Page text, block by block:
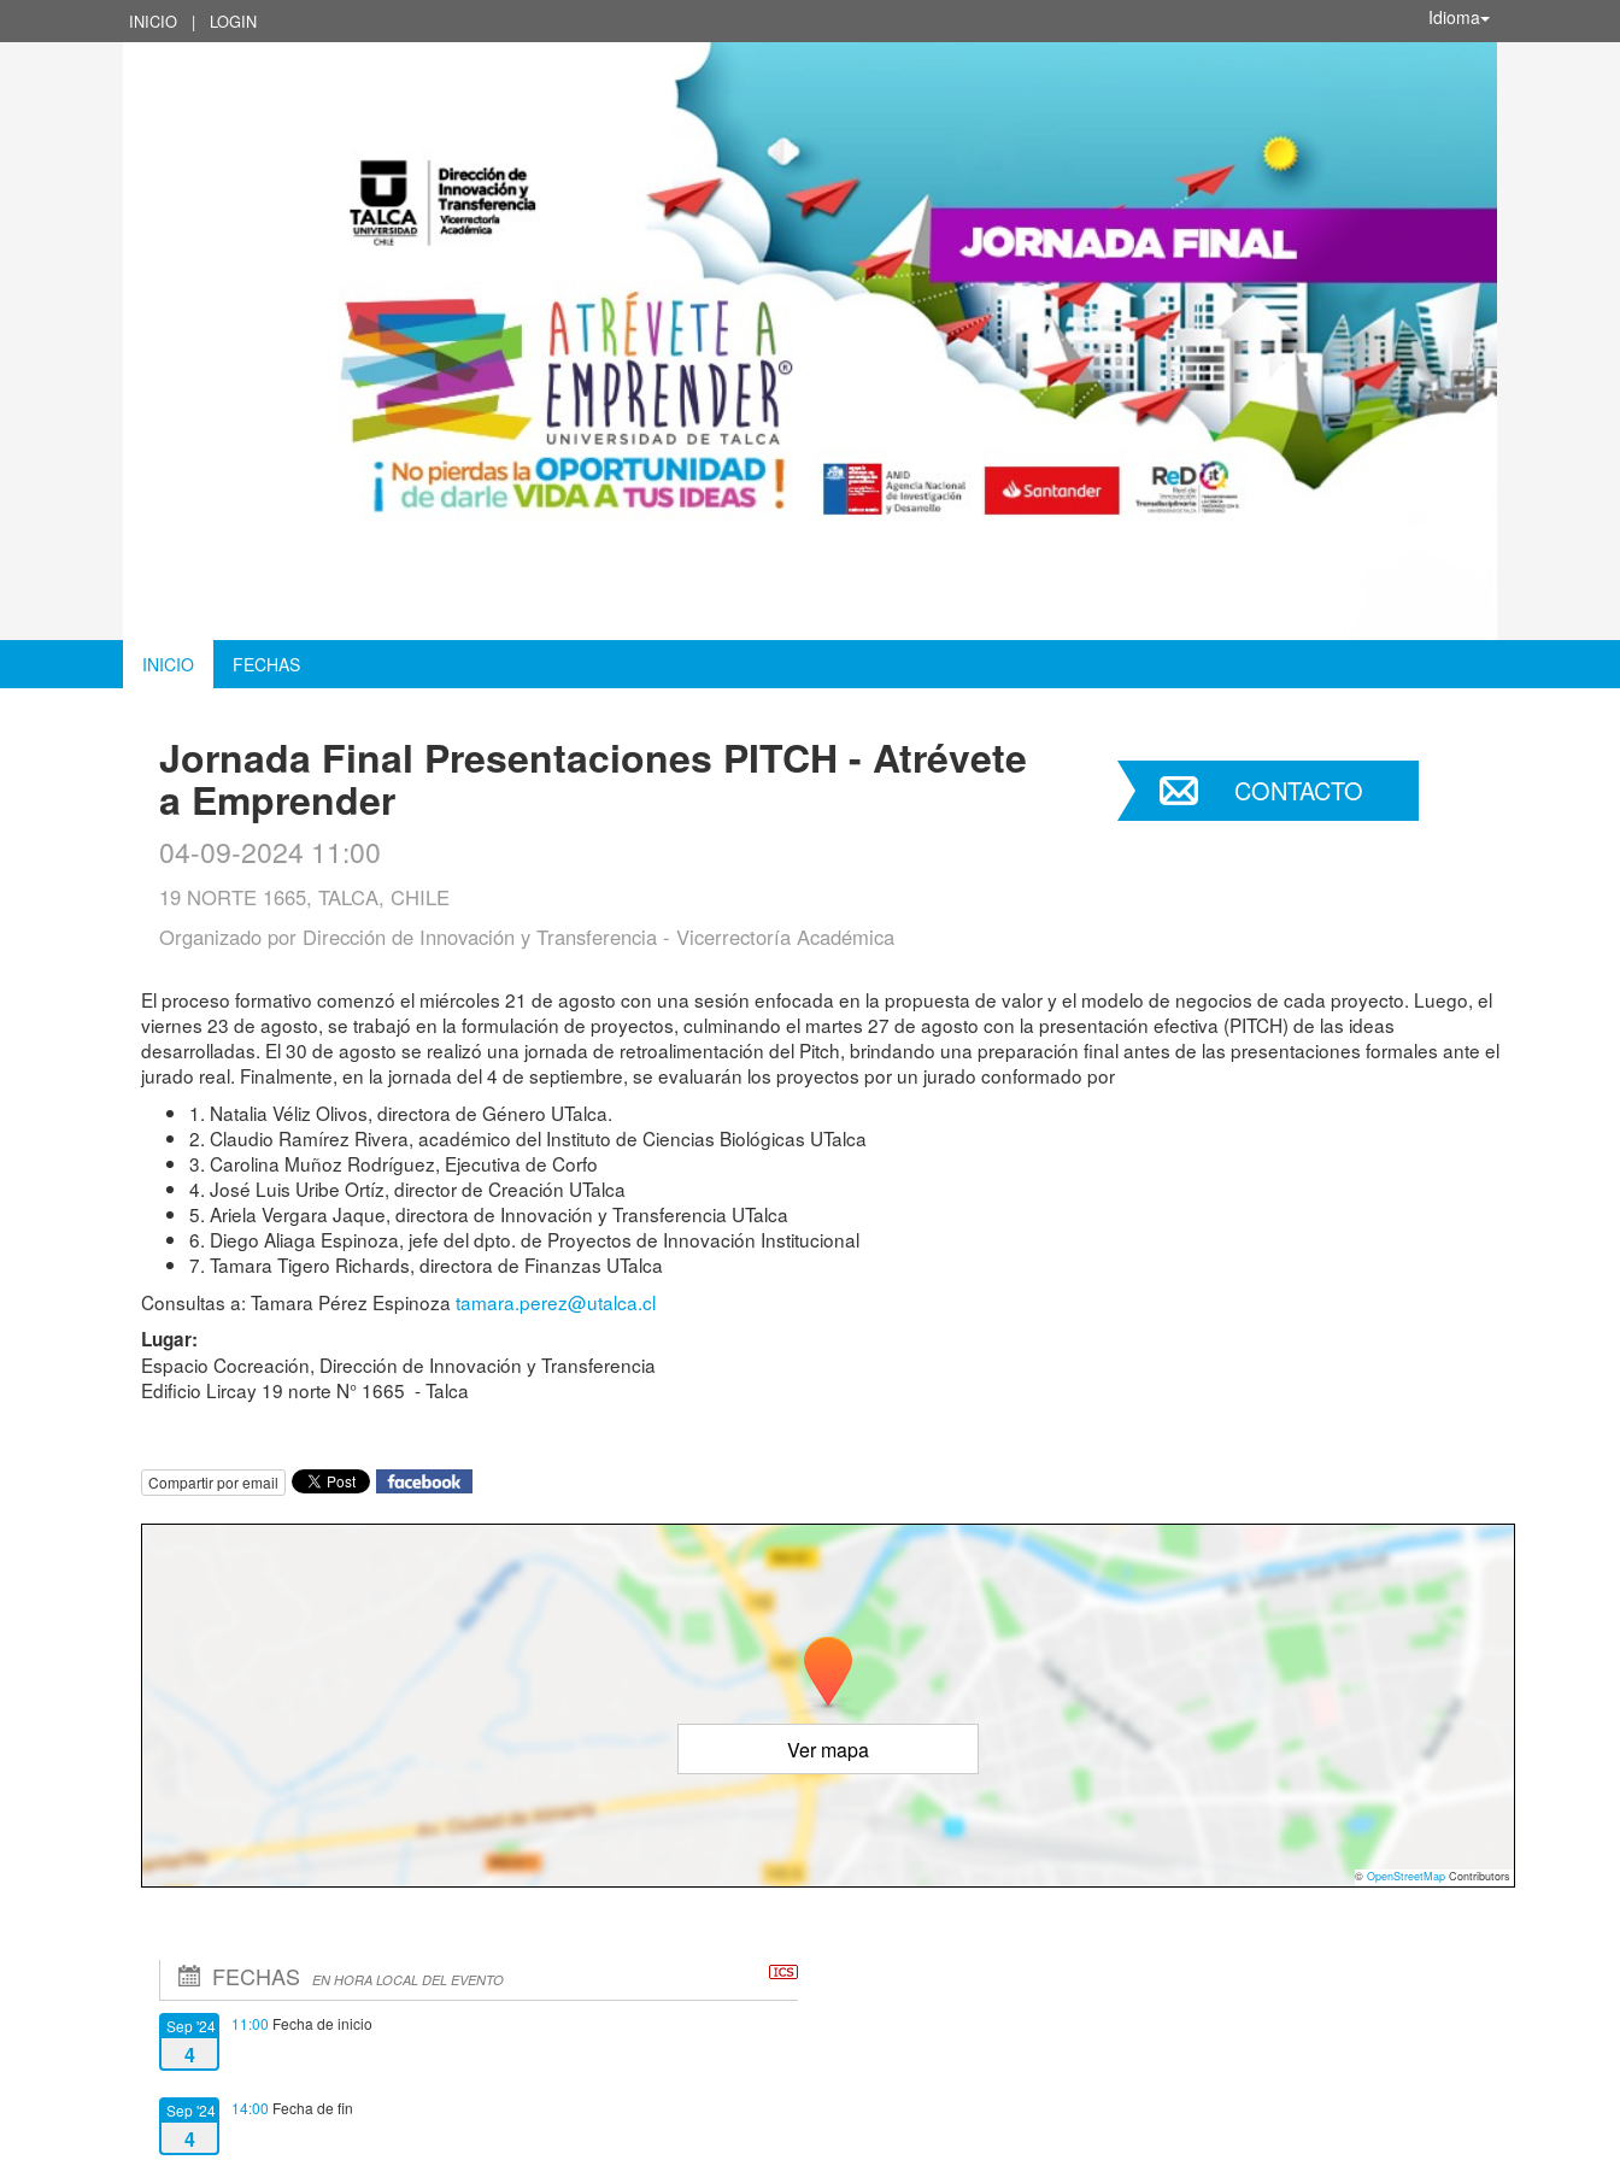
INICIO | LOGIN Idioma
INICIO FECHAS
Jornada Final Presentaciones PITCH - Atrévete
a Emprender
04-09-2024 11:00
19 NORTE 1665, TALCA, CHILE
Organizado por Dirección de Innovación y Transferencia - Vicerrectoría Académica
CONTACTO
El proceso formativo comenzó el miércoles 21 de agosto con una sesión enfocada en la propuesta de valor y el modelo de negocios de cada proyecto. Luego, el
viernes 23 de agosto, se trabajó en la formulación de proyectos, culminando el martes 27 de agosto con la presentación efectiva (PITCH) de las ideas
desarrolladas. El 30 de agosto se realizó una jornada de retroalimentación del Pitch, brindando una preparación final antes de las presentaciones formales ante el
jurado real. Finalmente, en la jornada del 4 de septiembre, se evaluarán los proyectos por un jurado conformado por
1. Natalia Véliz Olivos, directora de Género UTalca.
2. Claudio Ramírez Rivera, académico del Instituto de Ciencias Biológicas UTalca
3. Carolina Muñoz Rodríguez, Ejecutiva de Corfo
4. José Luis Uribe Ortíz, director de Creación UTalca
5. Ariela Vergara Jaque, directora de Innovación y Transferencia UTalca
6. Diego Aliaga Espinoza, jefe del dpto. de Proyectos de Innovación Institucional
7. Tamara Tigero Richards, directora de Finanzas UTalca
Consultas a: Tamara Pérez Espinoza tamara.perez@utalca.cl
Lugar:
Espacio Cocreación, Dirección de Innovación y Transferencia
Edificio Lircay 19 norte N° 1665 - Talca
Compartir por email
Ver mapa
© OpenStreetMap Contributors
FECHAS EN HORA LOCAL DEL EVENTO
Sep '24
4
11:00 Fecha de inicio
Sep '24
4
14:00 Fecha de fin